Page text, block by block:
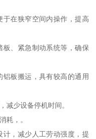
在狭窄空间内操作，提高
、紧急制动系统等，确保
板搬运，具有较高的通用
减少设备停机时间。
耗，。
，减少人工劳动强度，提